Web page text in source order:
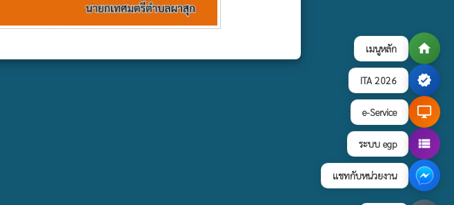
เมนูหลัก home
ITA 2026 verified
e-Service desktop_windows
ระบบ egp view_list
แชทกับหน่วยงาน